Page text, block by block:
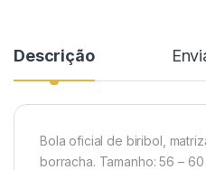
Descrição
Bola oficial de biribol,
borracha. Tamanho: 56 –